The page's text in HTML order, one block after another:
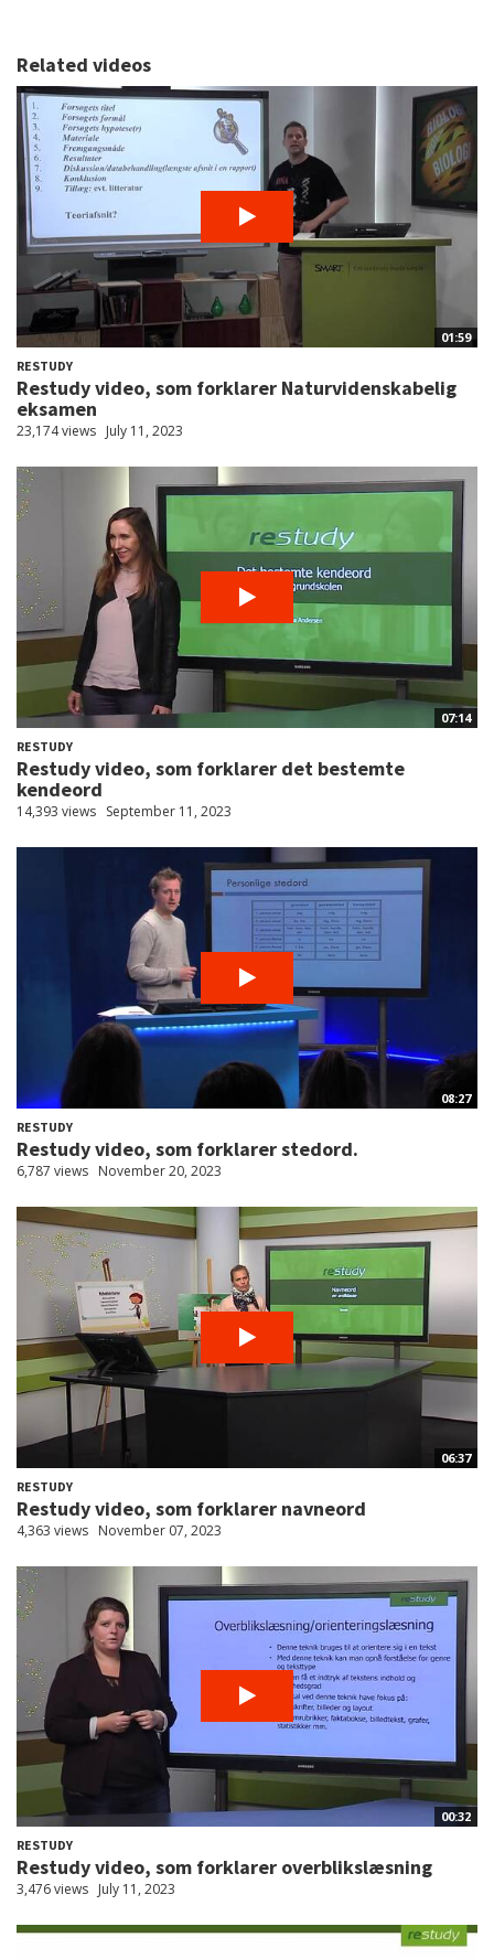
Related videos
01:59
RESTUDY
Restudy video, som forklarer Naturvidenskabelig
eksamen
23,174 views July 11, 2023
07:14
RESTUDY
Restudy video, som forklarer det bestemte
kendeord
14,393 views September 11, 2023
08:27
RESTUDY
Restudy video, som forklarer stedord.
6,787 views November 20, 2023
06:37
RESTUDY
Restudy video, som forklarer navneord
4,363 views November 07, 2023
00:32
RESTUDY
Restudy video, som forklarer overblikslæsning
3,476 views July 11, 2023